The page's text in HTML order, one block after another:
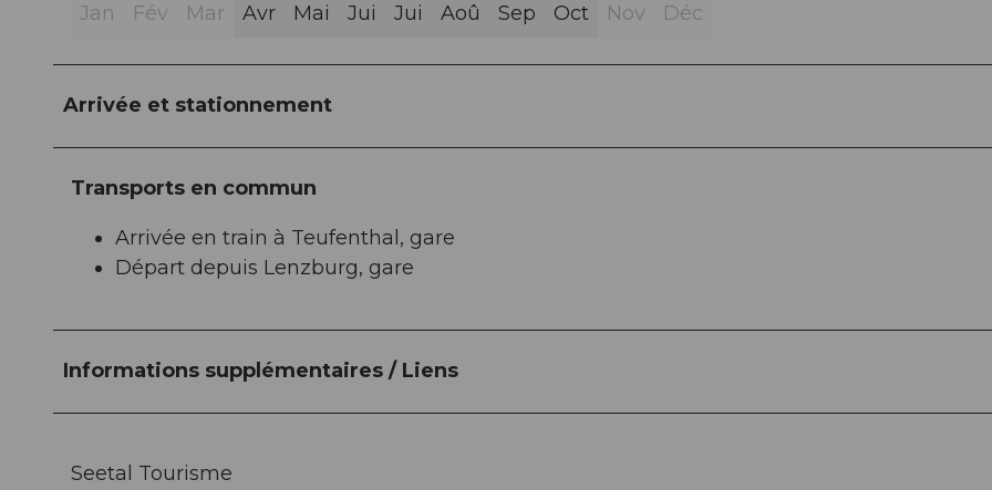
Jan Fév Mar Avr Mai Jui Jui Aoû Sep Oct Nov Déc
Arrivée et stationnement
Transports en commun
Arrivée en train à Teufenthal, gare
Départ depuis Lenzburg, gare
Informations supplémentaires / Liens
Seetal Tourisme